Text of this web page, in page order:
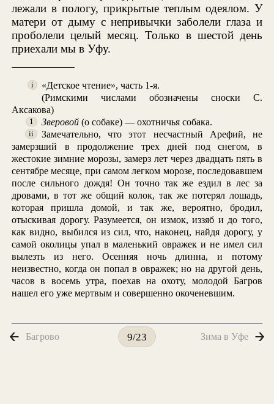
лежали в пологу, прикрытые теплым одеялом. У
матери от дыму с непривычки заболели глаза и
проболели целый месяц. Только в шестой день
приехали мы в Уфу.
i
«Детское чтение», часть 1-я.
(Римскими числами обозначены сноски С.
Аксакова)
1 Зверовой (о собаке) — охотничья собака.
ii
Замечательно, что этот несчастный Арефий, не
замерзший в продолжение трех дней под снегом, в
жестокие зимние морозы, замерз лет через двадцать пять в
сентябре месяце, при самом легком морозе, последовавшем
после сильного дождя! Он точно так же ездил в лес за
дровами, в тот же общий колок, так же потерял лошадь,
которая пришла домой, и так же, вероятно, бродил,
отыскивая дорогу. Разумеется, он измок, иззяб и до того,
как видно, выбился из сил, что, наконец, найдя дорогу, у
самой околицы упал в маленький овражек и не имел сил
вылезть из него. Осенняя ночь длинна, и потому
неизвестно, когда он попал в овражек; но на другой день,
часов в восемь утра, поехав на охоту, молодой Багров
нашел его уже мертвым и совершенно окоченевшим.
Багрово 9/23 Зима в Уфе